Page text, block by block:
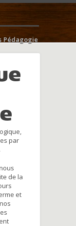
Pédagogie
par
de la
et